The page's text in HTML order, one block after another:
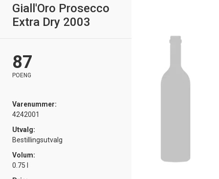
Giall'Oro Prosecco
Extra Dry 2003
87
POENG
Varenummer:
4242001
Utvalg:
Bestillingsutvalg
Volum:
0.75 l